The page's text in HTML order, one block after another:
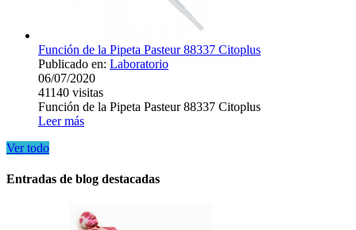
Función de la Pipeta Pasteur 88337 Citoplus
Publicado en: Laboratorio
06/07/2020
41140 visitas
Función de la Pipeta Pasteur 88337 Citoplus
Leer más
Ver todo
Entradas de blog destacadas